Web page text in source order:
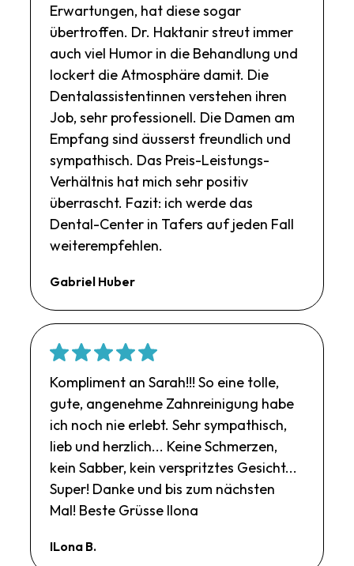
Erwartungen, hat diese sogar
übertroffen. Dr. Haktanir streut immer
auch viel Humor in die Behandlung und
lockert die Atmosphäre damit. Die
Dentalassistentinnen verstehen ihren
Job, sehr professionell. Die Damen am
Empfang sind äusserst freundlich und
sympathisch. Das Preis-Leistungs-
Verhältnis hat mich sehr positiv
überrascht. Fazit: ich werde das
Dental-Center in Tafers auf jeden Fall
weiterempfehlen.
Gabriel Huber
Kompliment an Sarah!!! So eine tolle,
gute, angenehme Zahnreinigung habe
ich noch nie erlebt. Sehr sympathisch,
lieb und herzlich... Keine Schmerzen,
kein Sabber, kein verspritztes Gesicht...
Super! Danke und bis zum nächsten
Mal! Beste Grüsse Ilona
ILona B.